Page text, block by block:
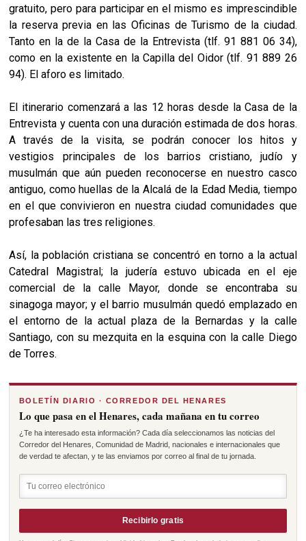
gratuito, pero para participar en el mismo es imprescindible
la reserva previa en las Oficinas de Turismo de la ciudad.
Tanto en la de la Casa de la Entrevista (tlf. 91 881 06 34),
como en la existente en la Capilla del Oidor (tlf. 91 889 26
94). El aforo es limitado.
El itinerario comenzará a las 12 horas desde la Casa de la
Entrevista y cuenta con una duración estimada de dos horas.
A través de la visita, se podrán conocer los hitos y
vestigios principales de los barrios cristiano, judío y
musulmán que aún pueden reconocerse en nuestro casco
antiguo, como huellas de la Alcalá de la Edad Media, tiempo
en el que convivieron en nuestra ciudad comunidades que
profesaban las tres religiones.
Así, la población cristiana se concentró en torno a la actual
Catedral Magistral; la judería estuvo ubicada en el eje
comercial de la calle Mayor, donde se encontraba su
sinagoga mayor; y el barrio musulmán quedó emplazado en
el entorno de la actual plaza de la Bernardas y la calle
Santiago, con su mezquita en la esquina con la calle Diego
de Torres.
BOLETÍN DIARIO · CORREDOR DEL HENARES
Lo que pasa en el Henares, cada mañana en tu correo
¿Te ha interesado esta información? Cada día seleccionamos las noticias del
Corredor del Henares, Comunidad de Madrid, nacionales e internacionales que
de verdad te afectan, y te las enviamos por correo al final de tu jornada.
Recibirlo gratis